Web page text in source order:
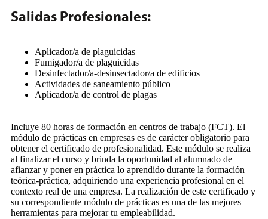
Salidas Profesionales:
Aplicador/a de plaguicidas
Fumigador/a de plaguicidas
Desinfectador/a-desinsectador/a de edificios
Actividades de saneamiento público
Aplicador/a de control de plagas
Incluye 80 horas de formación en centros de trabajo (FCT). El
módulo de prácticas en empresas es de carácter obligatorio para
obtener el certificado de profesionalidad. Este módulo se realiza
al finalizar el curso y brinda la oportunidad al alumnado de
afianzar y poner en práctica lo aprendido durante la formación
teórica-práctica, adquiriendo una experiencia profesional en el
contexto real de una empresa. La realización de este certificado y
su correspondiente módulo de prácticas es una de las mejores
herramientas para mejorar tu empleabilidad.